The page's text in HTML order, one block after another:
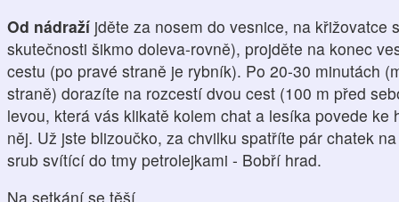
Od nádraží jděte za nosem do vesnice, na křižovatce
skutečnosti šikmo doleva-rovně), projděte na konec
cestu (po pravé straně je rybník). Po 20-30 minutách
straně) dorazíte na rozcestí dvou cest (100 m před
levou, která vás klikatě kolem chat a lesíka povede
něj. Už jste blizoučko, za chvilku spatříte pár chatek
srub svítící do tmy petrolejkami - Bobří hrad.
Na setkání se těší